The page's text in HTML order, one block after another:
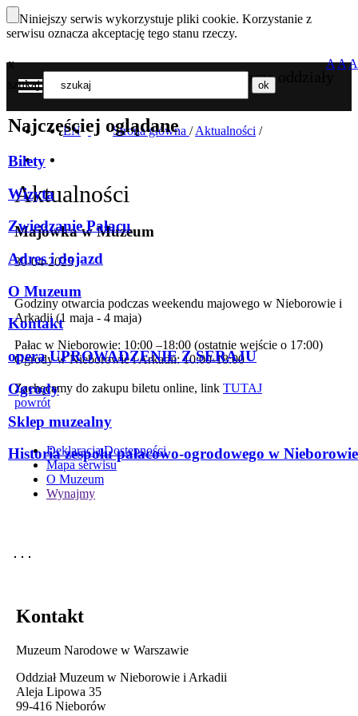
Niniejszy serwis wykorzystuje pliki cookie. Korzystanie z
serwisu oznacza akceptację tego stanu rzeczy.
Nasze oddziały
MENU
x
szukaj
Najczęściej oglądane
Bilety
Wizyta
Zwiedzanie Pałacu
Adres i dojazd
O Muzeum
Kontakt
opera UPROWADZENIE Z SERAJU
Ogrody
Sklep muzealny
Historia zespołu pałacowo-ogrodowego w Nieborowie
AAA
EN Strona główna / Aktualności /
Aktualności
Majówka w Muzeum
30-04-2025
Godziny otwarcia podczas weekendu majowego w Nieborowie i
Arkadii (1 maja - 4 maja)
Pałac w Nieborowie: 10:00 –18:00 (ostatnie wejście o 17:00)
Ogrody w Nieborowie i Arkadii: 10:00-18:00
Zachęcamy do zakupu biletu online, link TUTAJ
powrót
Deklaracja Dostępności
Mapa serwisu
O Muzeum
Wynajmy
Kontakt
Muzeum Narodowe w Warszawie
Oddział Muzeum w Nieborowie i Arkadii
Aleja Lipowa 35
99-416 Nieborów